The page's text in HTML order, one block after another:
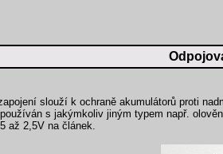
slouží k ochraně akumulátorů proti
s jakýmkoliv jiným typem např.
až 2,5V na článek.